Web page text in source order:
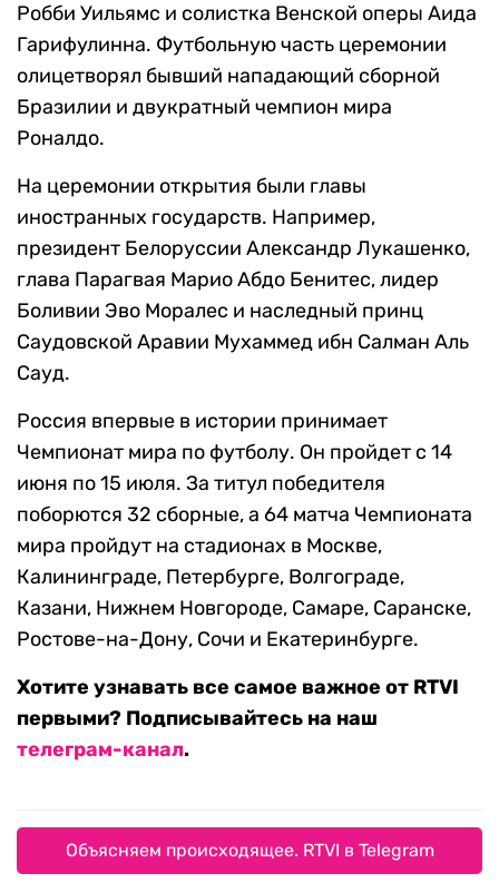
Робби Уильямс и солистка Венской оперы Аида
Гарифулинна. Футбольную часть церемонии
олицетворял бывший нападающий сборной
Бразилии и двукратный чемпион мира
Роналдо.
На церемонии открытия были главы
иностранных государств. Например,
президент Белоруссии Александр Лукашенко,
глава Парагвая Марио Абдо Бенитес, лидер
Боливии Эво Моралес и наследный принц
Саудовской Аравии Мухаммед ибн Салман Аль
Сауд.
Россия впервые в истории принимает
Чемпионат мира по футболу. Он пройдет с 14
июня по 15 июля. За титул победителя
поборются 32 сборные, а 64 матча Чемпионата
мира пройдут на стадионах в Москве,
Калининграде, Петербурге, Волгограде,
Казани, Нижнем Новгороде, Самаре, Саранске,
Ростове-на-Дону, Сочи и Екатеринбурге.
Хотите узнавать все самое важное от RTVI
первыми? Подписывайтесь на наш
телеграм-канал.
Объясняем происходящее. RTVI в Telegram